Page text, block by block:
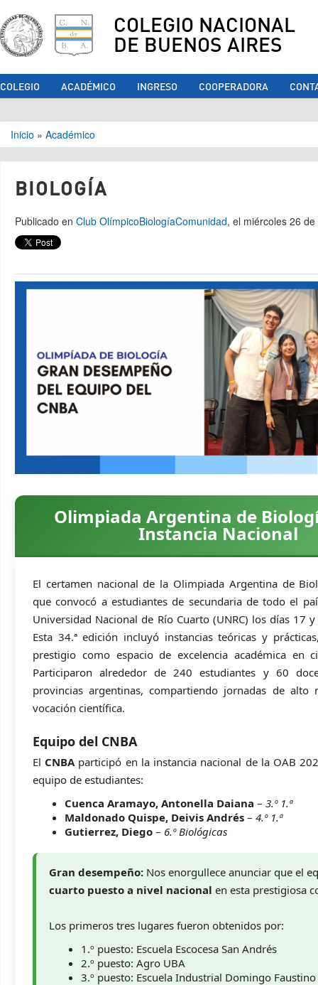
COLEGIO NACIONAL
DE BUENOS AIRES
COLEGIO ACADÉMICO INGRESO COOPERADORA
Se encuentra usted aquí
Inicio » Académico
BIOLOGÍA
Publicado en Club OlímpicoBiologíaComunidad, el miércoles 26
Olimpiada Argentina de
Instancia Nacional
El certamen nacional de la Olimpiada Argentina de
que convocó a estudiantes de secundaria de todo el
Universidad Nacional de Río Cuarto (UNRC) los días 17
Esta 34.ª edición incluyó instancias teóricas y
prestigio como espacio de excelencia académica en
Participaron alrededor de 240 estudiantes y 60
provincias argentinas, compartiendo jornadas de alto
vocación científica.
Equipo del CNBA
El CNBA participó en la instancia nacional de la OAB
equipo de estudiantes:
Cuenca Aramayo, Antonella Daiana – 3.º 1.ª
Maldonado Quispe, Deivis Andrés – 4.º 1.ª
Gutierrez, Diego – 6.º Biológicas
Gran desempeño: Nos enorgullece anunciar que el
cuarto puesto a nivel nacional en esta prestigiosa
Los primeros tres lugares fueron obtenidos por:
1.º puesto: Escuela Escocesa San Andrés
2.º puesto: Agro UBA
3.º puesto: Escuela Industrial Domingo